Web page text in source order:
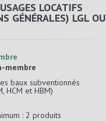
LOCATIFS
GÉNÉRALES) LGL OU
membre
baux subventionnés
HCM et HBM)
: 2 produits